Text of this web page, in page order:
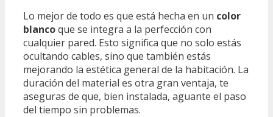
Lo mejor de todo es que está hecha en un color
blancoque se integra a la perfección con
cualquier pared. Esto significa que no solo estás
ocultando cables, sino que también estás
mejorando la estética general de la habitación. La
duración del material es otra gran ventaja, te
aseguras de que, bien instalada, aguante el paso
del tiempo sin problemas.